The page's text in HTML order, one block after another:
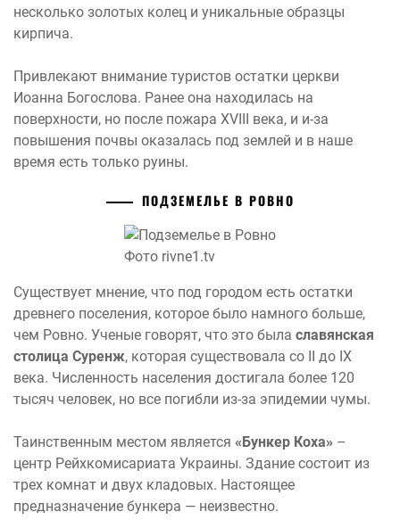
несколько золотых колец и уникальные образцы
кирпича.
Привлекают внимание туристов остатки церкви
Иоанна Богослова. Ранее она находилась на
поверхности, но после пожара XVIII века, и и-за
повышения почвы оказалась под землей и в наше
время есть только руины.
ПОДЗЕМЕЛЬЕ В РОВНО
Фото rivne1.tv
Существует мнение, что под городом есть остатки
древнего поселения, которое было намного больше,
чем Ровно. Ученые говорят, что это была славянская
столица Суренж, которая существовала со II до IX
века. Численность населения достигала более 120
тысяч человек, но все погибли из-за эпидемии чумы.
Таинственным местом является «Бункер Коха» –
центр Рейхкомисариата Украины. Здание состоит из
трех комнат и двух кладовых. Настоящее
предназначение бункера — неизвестно.